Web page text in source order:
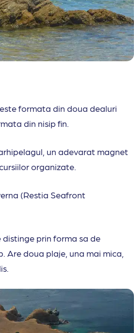
formata din doua dealuri
din nisip fin.
un adevarat magnet
organizate.
(Restia Seafront
distinge prin forma sa de
doua plaje, una mai mica,